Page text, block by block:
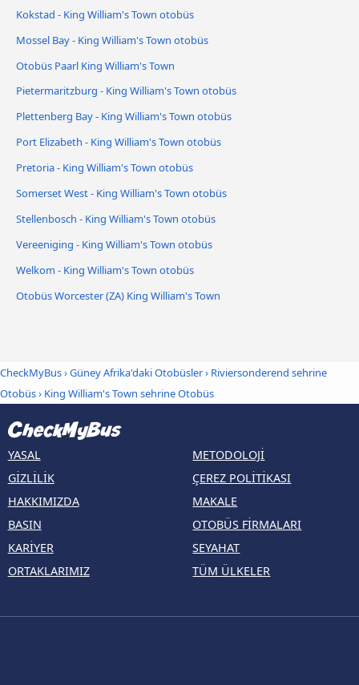
Kokstad - King William's Town otobüs
Mossel Bay - King William's Town otobüs
Otobüs Paarl King William's Town
Pietermaritzburg - King William's Town otobüs
Plettenberg Bay - King William's Town otobüs
Port Elizabeth - King William's Town otobüs
Pretoria - King William's Town otobüs
Somerset West - King William's Town otobüs
Stellenbosch - King William's Town otobüs
Vereeniging - King William's Town otobüs
Welkom - King William's Town otobüs
Otobüs Worcester (ZA) King William's Town
CheckMyBus›Güney Afrika'daki Otobüsler› Riviersonderend sehrine
Otobüs› King William's Town sehrine Otobüs
YASAL
GIZLILIK
HAKKIMIZDA
BASIN
KARIYER
ORTAKLARIMIZ
METODOLOJI
ÇEREZ POLITIKASI
MAKALE
OTOBÜS FIRMALARI
SEYAHAT
TÜM ÜLKELER